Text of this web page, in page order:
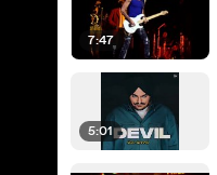
7:47
5:01